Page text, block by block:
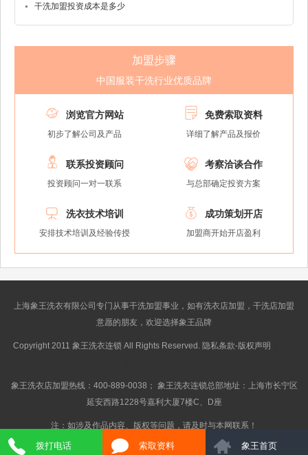
干洗加盟投资成本是多少
加盟步骤
中国服装干洗行业优质品牌
 浏览官方网站
初步了解公司及产品
 免费索取资料
详细了解产品及报价
 联系投资顾问
投资顾问一对一联系
 考察洽谈合作
与总部确定投资方案
 洗衣技术培训
安排技术培训及经验传授
 成功策划开店
加盟商开始开店盈利
上海象王洗衣有限公司专门从事干洗加盟事业，如有洗衣店加盟，干洗店加盟
意愿的朋友，欢迎选择象王品牌
Copyright 2011 象王洗衣连锁 All Rights Reserved. 隐私条款-版权声明
象王洗衣店加盟热线：400-889-0038； 象王洗衣连锁总部地址：上海市长宁区
延安西路1228号嘉利大厦7楼C、D座
注：如涉及作品内容、版权等问题，请及时与本网联系！
拨打电话 索取资料 象王首页